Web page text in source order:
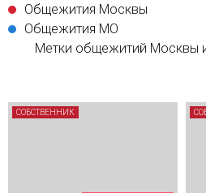
Общежития Москвы
Общежития МО
Метки общежитий Москвы
СОБСТВЕННИК